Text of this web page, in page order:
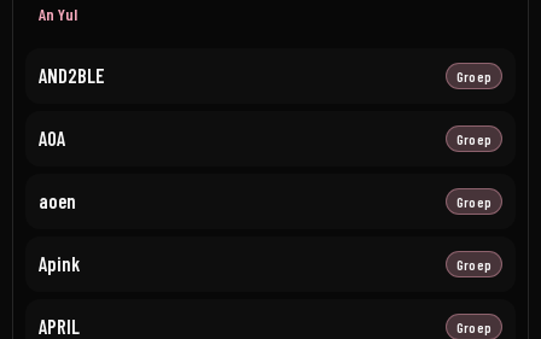
An Yul
AND2BLE Groep
AOA Groep
aoen Groep
Apink Groep
APRIL Groep